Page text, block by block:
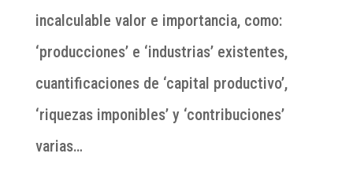
incalculable valor e importancia, como:
‘producciones’ e ‘industrias’ existentes,
cuantificaciones de ‘capital productivo’,
‘riquezas imponibles’ y ‘contribuciones’
varias…